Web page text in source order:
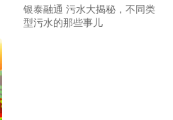
银泰融通 污水大揭秘，不同类
型污水的那些事儿